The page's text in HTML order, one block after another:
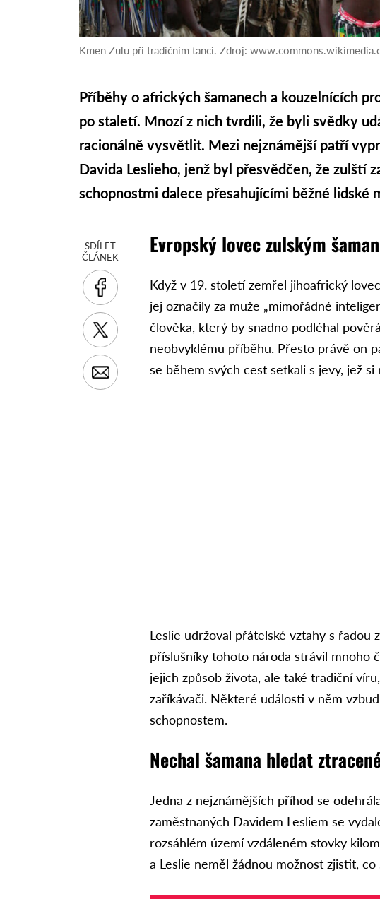
Kmen Zulu při tradičním tanci. Zdroj:
Příběhy o afrických šamanech a kouzelnících
po staletí. Mnozí z nich tvrdili, že byli svědky
racionálně vysvětlit. Mezi nejznámější patří
Davida Leslieho, jenž byl přesvědčen, že zulští
schopnostmi dalece přesahujícími běžné lidské
SDÍLET
ČLÁNEK
Evropský lovec zulským
Když v 19. století zemřel jihoafrický
jej označily za muže „mimořádné
člověka, který by snadno podléhal
neobvyklému příběhu. Přesto právě on
se během svých cest setkali s jevy, jež
Leslie udržoval přátelské vztahy s řadou
příslušníky tohoto národa strávil mnoho
jejich způsob života, ale také tradiční
zaříkávači. Některé události v něm
schopnostem.
Nechal šamana hledat
Jedna z nejznámějších příhod se
zaměstnaných Davidem Lesliem se
rozsáhlém území vzdáleném stovky
a Leslie neměl žádnou možnost zjistit, co